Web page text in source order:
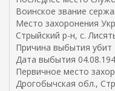
Воинское звание
Место захоронения
Стрыйский р-н, с.
Причина выбытия убит
Дата выбытия
Первичное место
Дрогобычская обл.,